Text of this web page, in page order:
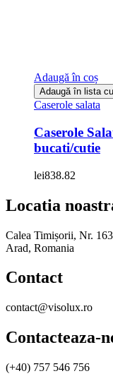
Adaugă în coș
Adaugă în lista
Caserole salata
Caserole
bucati/cutie
lei838.82
Locatia
Calea Timișorii, Nr.
Arad, Romania
Contact
contact@visolux.ro
Contacteaza-
(+40) 757 546 756